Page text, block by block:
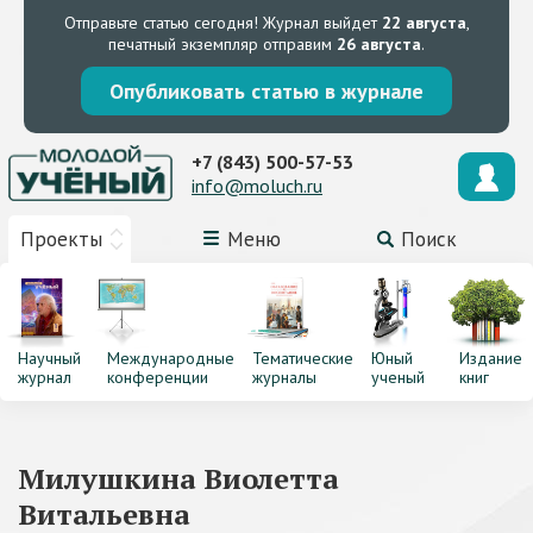
Отправьте статью сегодня! Журнал выйдет 22 августа,
печатный экземпляр отправим 26 августа.
Опубликовать статью в журнале
Проекты Меню Поиск
+7 (843) 500-57-53
info@moluch.ru
Научный
журнал
Международные
конференции
Тематические
журналы
Юный
ученый
Издание
книг
Милушкина Виолетта
Витальевна